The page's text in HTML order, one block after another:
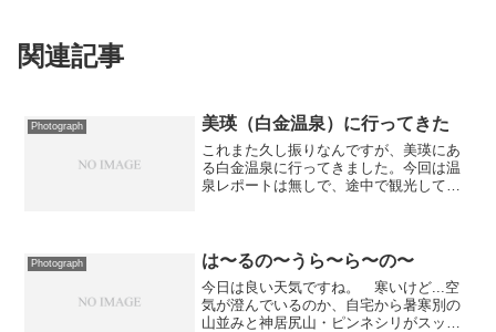
関連記事
Photograph 美瑛（白金温泉）に行ってきた
これまた久し振りなんですが、美瑛にあ
る白金温泉に行ってきました。今回は温
泉レポートは無しで、途中で観光してき
が、水量豊富で迫力のある...
Photograph は〜るの〜うら〜ら〜の〜
今日は良い天気ですね。 寒いけど...空
気が澄んでいるのか、自宅から暑寒別の
山並みと神居尻山・ピンネシリがスッキ